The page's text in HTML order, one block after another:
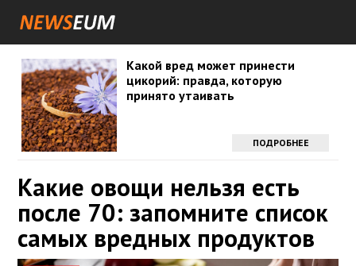
Какой вред может принести
цикорий: правда, которую
принято утаивать
ПОДРОБНЕЕ
Какие овощи нельзя есть
после 70: запомните список
самых вредных продуктов